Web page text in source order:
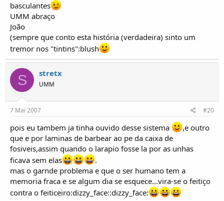
basculantes
UMM abraço
João
(sempre que conto esta história (verdadeira) sinto um
tremor nos "tintins":blush
S stretx
UMM
7 Mai 2007 #20
pois eu tambem ja tinha ouvido desse sistema
,e outro
que e por laminas de barbear ao pe da caixa de
fosiveis,assim quando o larapio fosse la por as unhas
ficava sem elas
.
mas o garnde problema e que o ser humano tem a
memoria fraca e se algum dia se esquece...vira-se o feitiço
contra o feiticeiro:dizzy_face::dizzy_face: